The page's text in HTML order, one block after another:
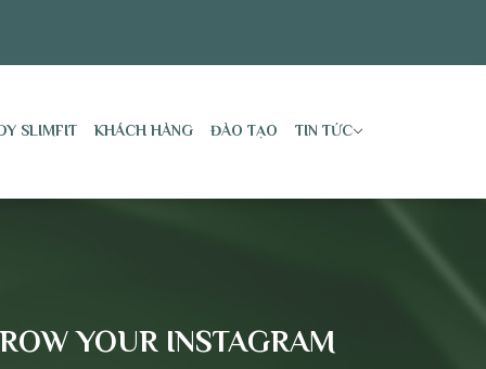
SLIMFIT KHÁCH HÀNG ĐÀO TẠO TIN TỨC
YOUR INSTAGRAM